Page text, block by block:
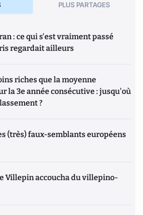
PLUS PARTAGES
: ce qui s'est vraiment passé
regardait ailleurs
riches que la moyenne
la 3e année consécutive : jusqu'où
?
(très) faux-semblants européens
Villepin accoucha du villepino-